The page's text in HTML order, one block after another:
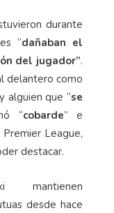
durante
“dañaban el
del jugador”.
delantero como
alguien que “se
“cobarde” e
League,
destacar.
mantienen
desde hace